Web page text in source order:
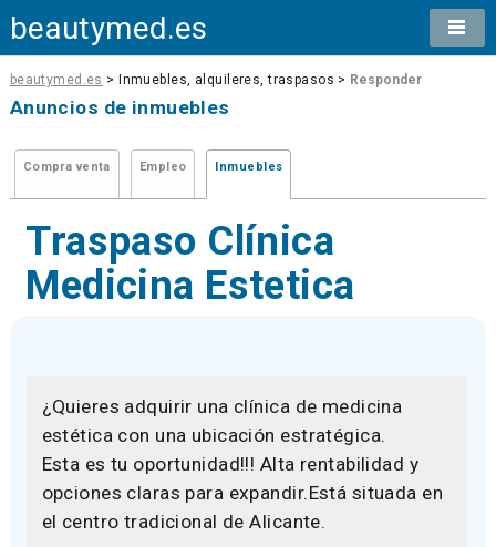
beautymed.es
beautymed.es > Inmuebles, alquileres, traspasos > Responder
Anuncios de inmuebles
Compra venta Empleo Inmuebles
Traspaso Clínica
Medicina Estetica
¿Quieres adquirir una clínica de medicina
estética con una ubicación estratégica.
Esta es tu oportunidad!!! Alta rentabilidad y
opciones claras para expandir.Está situada en
el centro tradicional de Alicante.